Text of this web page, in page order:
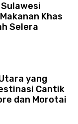
Khas
Selera
yang
Cantik
dan Morotai